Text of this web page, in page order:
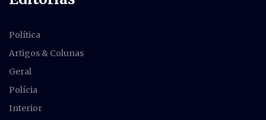
Política
Artigos & Colunas
Geral
Polícia
Interior